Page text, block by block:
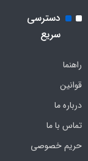
دسترسی
سریع
راهنما
قوانین
درباره ما
تماس با ما
حریم خصوصی